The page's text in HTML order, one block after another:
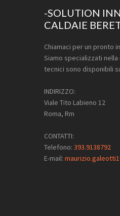
Footer-SOLUTION
CALDAIE
Chiamaci per un pronto
Siamo specializzati
tecnici sono disponibili
INDIRIZZO:
Viale Tito Labieno 12
Roma, Rm
CONTATTI:
Telefono: 393.9138792
E-mail: